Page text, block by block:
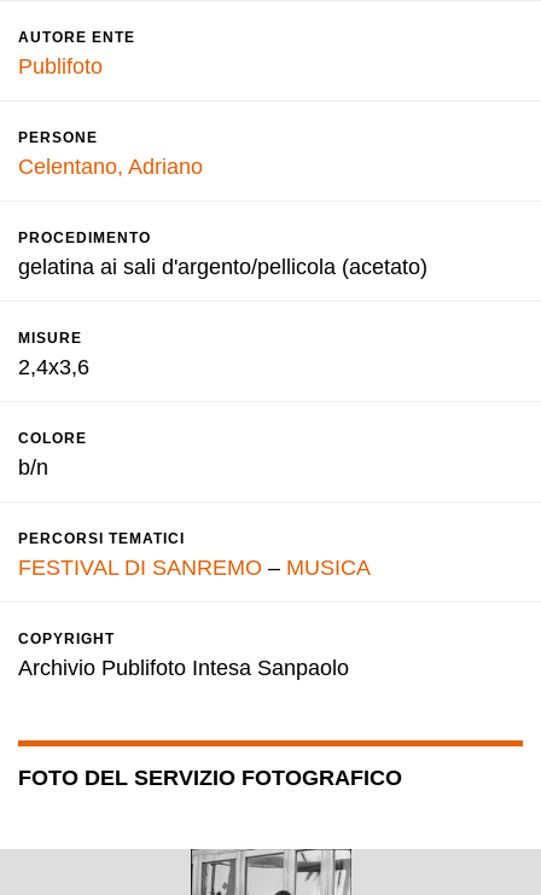
AUTORE ENTE
Publifoto
PERSONE
Celentano, Adriano
PROCEDIMENTO
gelatina ai sali d'argento/pellicola (acetato)
MISURE
2,4x3,6
COLORE
b/n
PERCORSI TEMATICI
FESTIVAL DI SANREMO – MUSICA
COPYRIGHT
Archivio Publifoto Intesa Sanpaolo
FOTO DEL SERVIZIO FOTOGRAFICO